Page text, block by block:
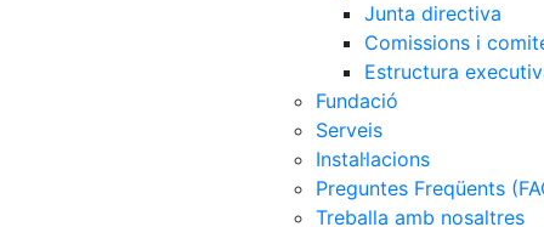
Junta directiva
Comissions i
Estructura
Fundació
Serveis
Instal·lacions
Preguntes Freqüents
Treballa amb nosaltres